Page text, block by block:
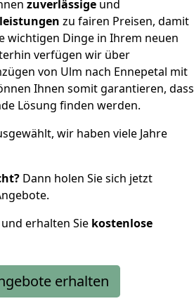
zuverlässige und
zu fairen Preisen, damit
wichtigen Dinge in Ihrem neuen
verfügen wir über
von Ulm nach Ennepetal mit
Ihnen somit garantieren, dass
Lösung finden werden.
wir haben viele Jahre
Dann holen Sie sich jetzt
erhalten Sie kostenlose
erhalten